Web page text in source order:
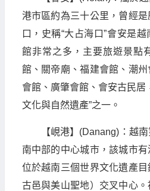
港市區約為三十公里，曾經
口，史稱“大占海口”會安是
館非常之多，主要旅遊景點
館、關帝廟、福建會館、潮
會館、廣肇會館、會安古民居
文化與自然遺產”之一。
【峴港】(Danang)：越
南中部的中心城市，該城市有
位於越南三個世界文化遺產
古邑與美山聖地）交叉中心